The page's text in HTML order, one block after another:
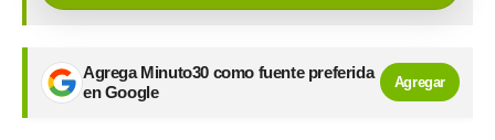
Agrega Minuto30 como fuente preferida
en Google
Agregar